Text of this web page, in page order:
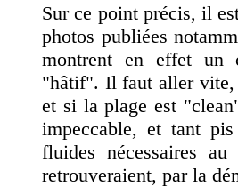
Sur ce point précis, il
photos publiées
montrent en effet un
"hâtif". Il faut aller vite,
et si la plage est
impeccable, et tant
fluides nécessaires
retrouveraient, par la